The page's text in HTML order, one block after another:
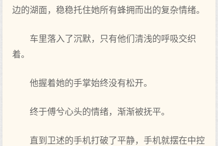
边的湖面，稳稳托住她所有蜂拥而出的复杂情绪。
车里落入了沉默，只有他们清浅的呼吸交织
着。
他握着她的手掌始终没有松开。
终于傅兮心头的情绪，渐渐被抚平。
直到卫述的手机打破了平静，手机就摆在中控